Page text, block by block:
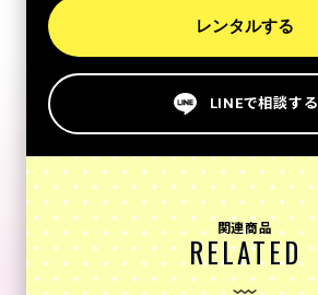
レンタルする
LINEで相談する
関連商品
RELATED